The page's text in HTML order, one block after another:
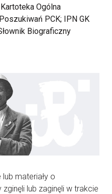
Ogólna
PCK; IPN GK
Biograficzny
materiały o
lub zaginęli w trakcie